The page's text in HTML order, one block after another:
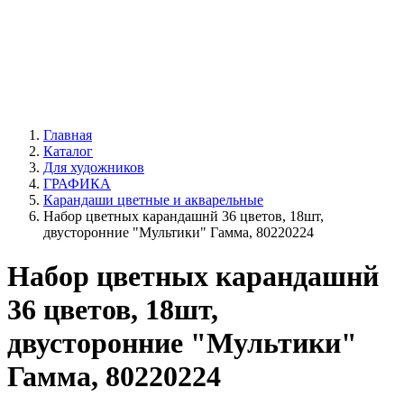
Главная
Каталог
Для художников
ГРАФИКА
Карандаши цветные и акварельные
Набор цветных карандашнй 36 цветов, 18шт,
двусторонние "Мультики" Гамма, 80220224
Набор цветных карандашнй
36 цветов, 18шт,
двусторонние "Мультики"
Гамма, 80220224